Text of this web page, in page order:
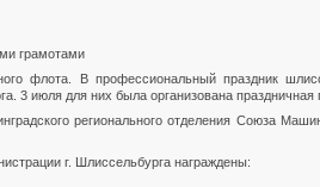
грамотами
флота. В профессиональный праздник
3 июля для них была организована праздничная
регионального отделения Союза
г. Шлиссельбурга награждены: